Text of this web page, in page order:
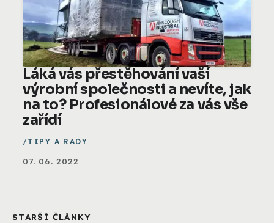
Láká vás přestěhování vaší
výrobní společnosti a nevíte, jak
na to? Profesionálové za vás vše
zařídí
TIPY A RADY
07. 06. 2022
STARŠÍ ČLÁNKY